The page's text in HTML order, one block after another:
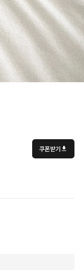
쿠폰받기